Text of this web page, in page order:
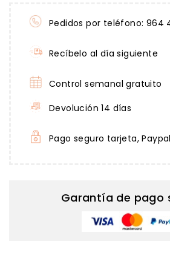
Pedidos por teléfono: 964
Recíbelo al día siguiente
Control semanal gratuito
Devolución 14 días
Pago seguro tarjeta,
Garantía de pago